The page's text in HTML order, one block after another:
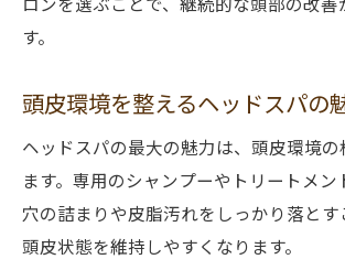
す。
頭皮環境を整えるヘッドスパの
ヘッドスパの最大の魅力は、頭皮環境の
ます。専用のシャンプーやトリートメン
穴の詰まりや皮脂汚れをしっかり落と
頭皮状態を維持しやすくなります。